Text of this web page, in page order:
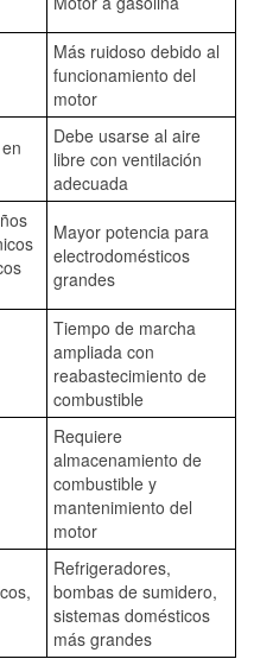
Más ruidoso debido al
funcionamiento del
motor
Debe usarse al aire
libre con ventilación
adecuada
Mayor potencia para
electrodomésticos
grandes
Tiempo de marcha
ampliada con
reabastecimiento de
combustible
Requiere
almacenamiento de
combustible y
mantenimiento del
motor
Refrigeradores,
bombas de sumidero,
sistemas domésticos
más grandes